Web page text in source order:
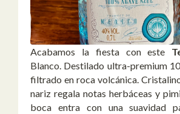
Acabamos la fiesta con este
Blanco. Destilado ultra-premium
filtrado en roca volcánica.
nariz regala notas herbáceas y
boca entra con una suavidad